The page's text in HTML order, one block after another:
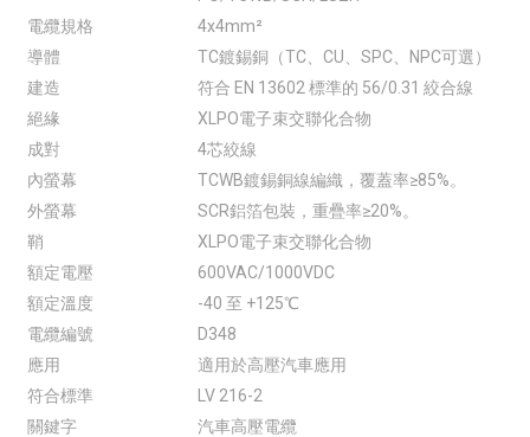
電纜規格
4x4mm²
導體
TC鍍錫銅（TC、CU、SPC、NPC可選）
建造
符合 EN 13602 標準的 56/0.31 絞合線
絕緣
XLPO電子束交聯化合物
成對
4芯絞線
內螢幕
TCWB鍍錫銅線編織，覆蓋率≥85%。
外螢幕
SCR鋁箔包裝，重疊率≥20%。
鞘
XLPO電子束交聯化合物
額定電壓
600VAC/1000VDC
額定溫度
-40 至 +125℃
電纜編號
D348
應用
適用於高壓汽車應用
符合標準
LV 216-2
關鍵字
汽車高壓電纜